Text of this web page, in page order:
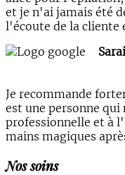
et je n'ai jamais été
l'écoute de la cliente
Je recommande
est une personne
professionnelle et à
mains magiques
Nos soins